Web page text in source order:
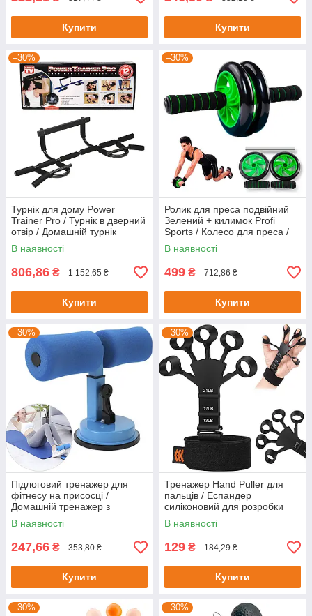
Купити Купити
–30%
Турнік для дому Power
Trainer Pro / Турнік в дверний
отвір / Домашній турнік
В наявності
806,86 ₴ 1 152,65 ₴
Купити
–30%
Ролик для преса подвійний
Зелений + килимок Profi
Sports / Колесо для преса /
Тренажер для пресу
В наявності
499 ₴ 712,86 ₴
Купити
–30%
Підлоговий тренажер для
фітнесу на присосці /
Домашній тренажер з
фіксацією ніг / Спортивне
обладнання
В наявності
247,66 ₴ 353,80 ₴
Купити
–30%
Тренажер Hand Puller для
пальців / Еспандер
силіконовий для розробки
пальців руки
В наявності
129 ₴ 184,29 ₴
Купити
–30% –30%